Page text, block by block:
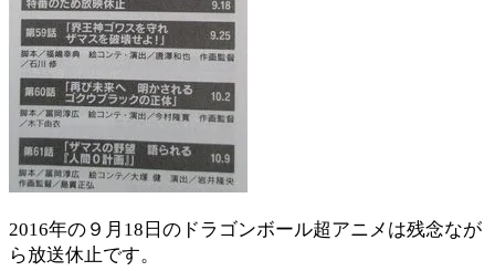
2016年の９月18日のドラゴンボール超アニメは残念なが
ら放送休止です。